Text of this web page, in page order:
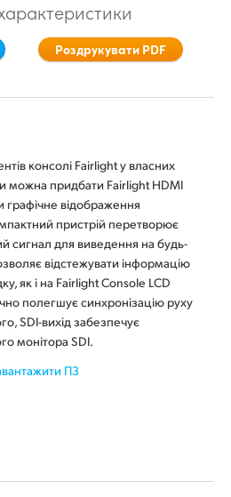
характеристики
Роздрукувати PDF
консолі Fairlight у власних
можна придбати Fairlight HDMI
відображення
пристрій перетворює
сигнал для виведення на будь-
відстежувати інформацію
як і на Fairlight Console LCD
полегшує синхронізацію руху
SDI-вихід забезпечує
монітора SDI.
ПЗ